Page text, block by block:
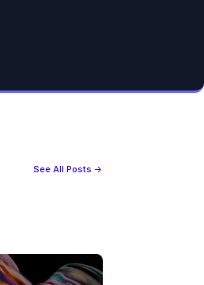
See All Posts →